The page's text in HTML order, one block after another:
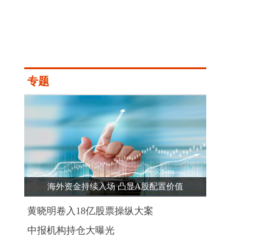
专题
海外资金持续入场 凸显A股配置价值
黄晓明卷入18亿股票操纵大案
中报机构持仓大曝光